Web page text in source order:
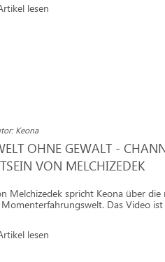
lesen
Keona
OHNE GEWALT -
VON MELCHIZEDEK
Melchizedek spricht Keona über
Das Video ist
lesen